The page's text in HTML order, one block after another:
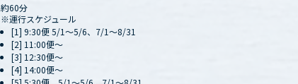
約60分
※運行スケジュール
[1] 9:30便 5/1～5/6、7/1～8/31
[2] 11:00便～
[3] 12:30便～
[4] 14:00便～